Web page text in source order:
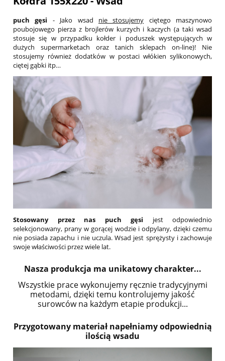
puch gęsi - Jako wsad nie stosujemy ciętego maszynowo
poubojowego pierza z brojlerów kurzych i kaczych (a taki wsad
stosuje się w przypadku kołder i poduszek występujących w
dużych supermarketach oraz tanich sklepach on-line)! Nie
stosujemy również dodatków w postaci włókien sylikonowych,
ciętej gąbki itp…
Stosowany przez nas puch gęsi jest odpowiednio
selekcjonowany, prany w gorącej wodzie i odpylany, dzięki czemu
nie posiada zapachu i nie uczula. Wsad jest sprężysty i zachowuje
swoje właściwości przez wiele lat.
Nasza produkcja ma unikatowy charakter...
Wszystkie prace wykonujemy ręcznie tradycyjnymi
metodami, dzięki temu kontrolujemy jakość
surowców na każdym etapie produkcji...
Przygotowany materiał napełniamy odpowiednią
ilością wsadu